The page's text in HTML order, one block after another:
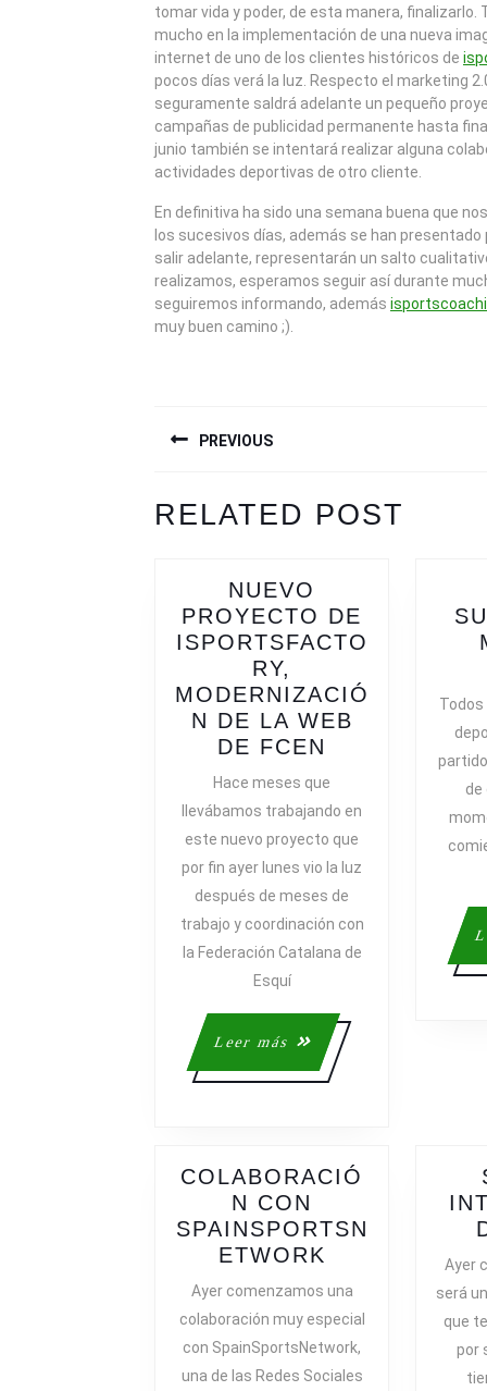
tomar vida y poder, de esta manera, finalizarlo.
mucho en la implementación de una nueva
internet de uno de los clientes históricos de
pocos días verá la luz. Respecto el marketing
seguramente saldrá adelante un pequeño
campañas de publicidad permanente hasta
junio también se intentará realizar alguna
actividades deportivas de otro cliente.
En definitiva ha sido una semana buena que
los sucesivos días, además se han
salir adelante, representarán un salto
realizamos, esperamos seguir así durante
seguiremos informando, además
muy buen camino ;).
DE
ENTRADAS
PREVIOUS
post:
RELATED POST
NUEVO
PROYECTO DE
ISPORTSFACTO
RY,
MODERNIZACIÓ
N DE LA WEB
DE FCEN
PROYECTO
DE
LA
WEB
DE
Hace meses que
llevábamos trabajando en
este nuevo proyecto que
por fin ayer lunes vio la luz
después de meses de
trabajo y coordinación con
la Federación Catalana de
Esquí
Leer más
Leer
más
de
COLABORACIÓ
N CON
SPAINSPORTSN
ETWORK
Ayer comenzamos una
colaboración muy especial
con SpainSportsNetwork,
una de las Redes Sociales
Ayer
será
que
por